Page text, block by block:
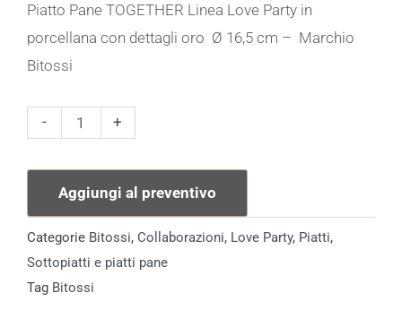
Piatto Pane TOGETHER Linea Love Party in
porcellana con dettagli oro Ø 16,5 cm – Marchio
Bitossi
-
Piatto
Together
quantità
+
Aggiungi al preventivo
Categorie Bitossi, Collaborazioni, Love Party, Piatti,
Sottopiatti e piatti pane
Tag Bitossi